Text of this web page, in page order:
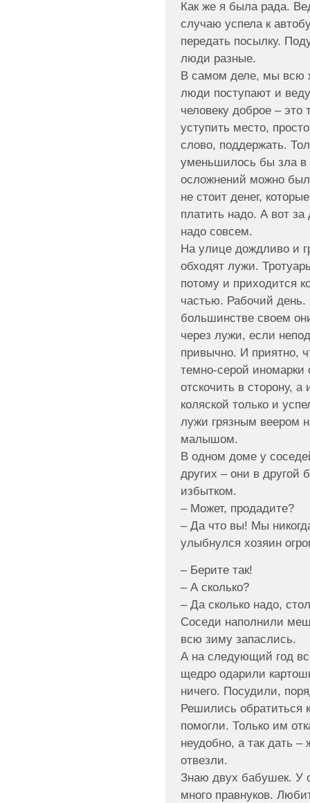
Как же я была рада.
случаю успела к
передать посылку.
люди разные.
В самом деле, мы всю
люди поступают и
человеку доброе – это
уступить место,
слово, поддержать.
уменьшилось бы зла в
осложнений можно
не стоит денег,
платить надо. А вот
надо совсем.
На улице дождливо и
обходят лужи.
потому и приходится
частью. Рабочий
большинстве своем
через лужи, если
привычно. И приятно,
темно-серой иномарки
отскочить в сторону,
коляской только и
лужи грязным веером
малышом.
В одном доме у
других – они в другой
избытком.
– Может, продадите?
– Да что вы! Мы
улыбнулся хозяин
– Берите так!
– А сколько?
– Да сколько надо,
Соседи наполнили
всю зиму запаслись.
А на следующий год
щедро одарили
ничего. Посудили,
Решились обратиться
помогли. Только им
неудобно, а так дать
отвезли.
Знаю двух бабушек. У
много правнуков.